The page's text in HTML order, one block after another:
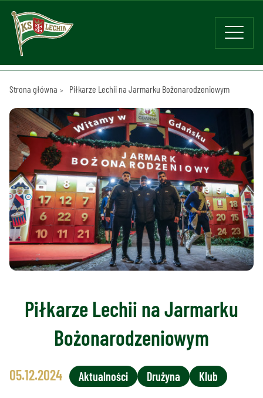
Strona główna Piłkarze Lechii na Jarmarku Bożonarodzeniowym
Piłkarze Lechii na Jarmarku
Bożonarodzeniowym
05.12.2024 Aktualności Drużyna Klub